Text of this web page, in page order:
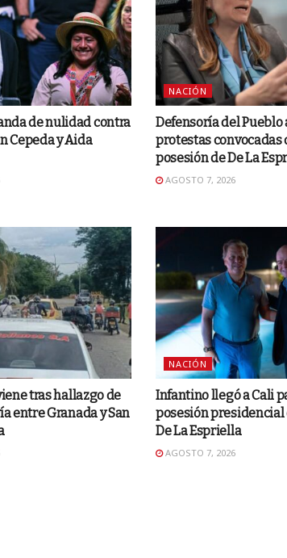
de nulidad contra
Cepeda y Aida
NACIÓN
Defensoría del Pueblo
protestas convocadas
posesión de De La
AGOSTO 7, 2026
tras hallazgo de
entre Granada y San
NACIÓN
Infantino llegó a Cali
posesión presidencial
De La Espriella
AGOSTO 7, 2026